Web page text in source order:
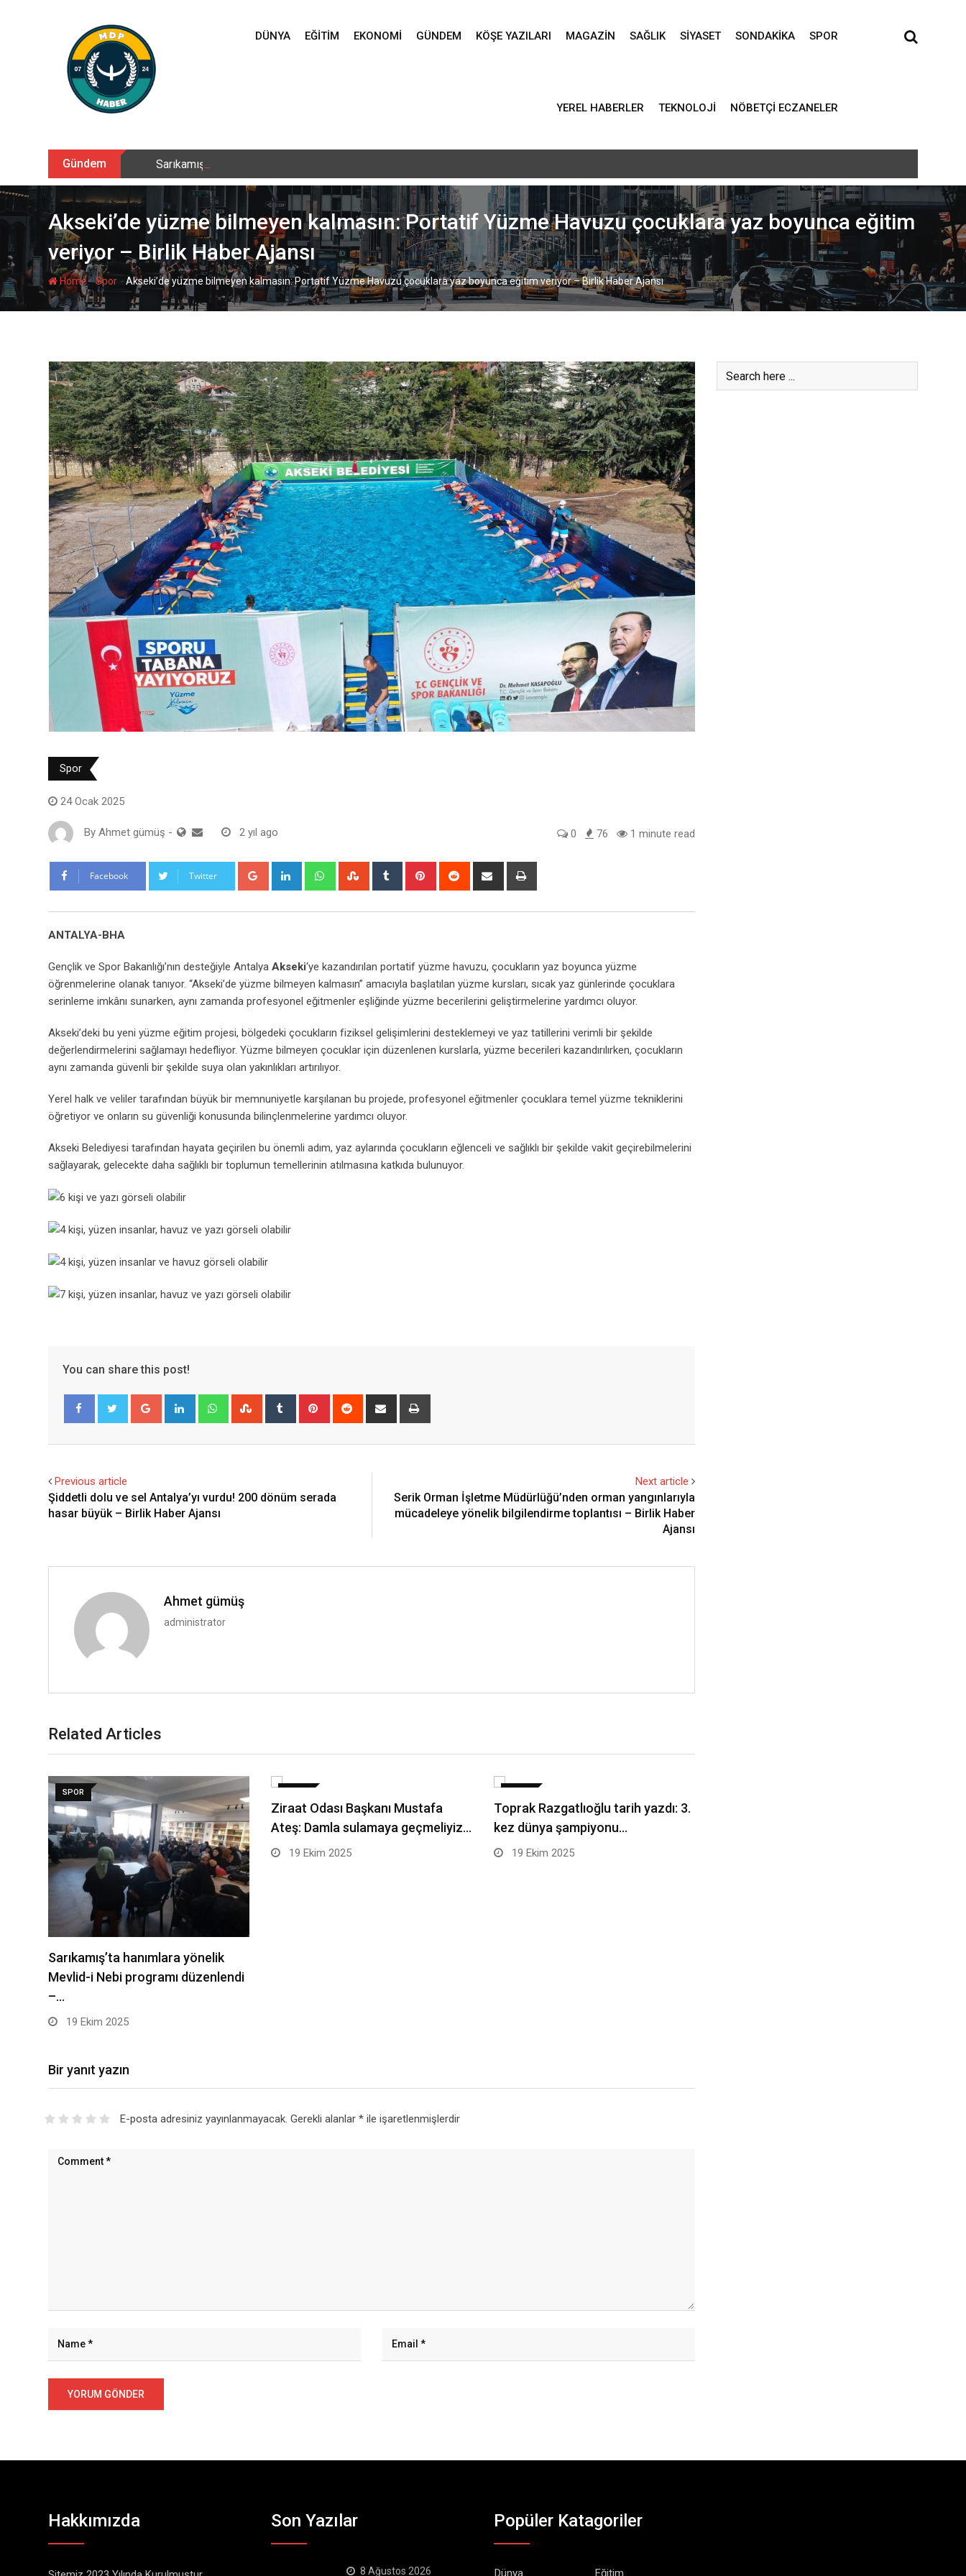
DÜNYA EĞITIM EKONOMI GÜNDEM KÖŞE YAZILARI MAGAZIN SAĞLIK SIYASET SONDAKIKA SPOR
YEREL HABERLER TEKNOLOJI NÖBETÇI ECZANELER
Gündem Sarıkamış’ta hanımlara yönelik Mevlid-i Nebi programı düzenlendi – Birlik Haber Ajansı
Akseki’de yüzme bilmeyen kalmasın: Portatif Yüzme Havuzu çocuklara yaz boyunca eğitim
veriyor – Birlik Haber Ajansı
Home-Spor -Akseki’de yüzme bilmeyen kalmasın: Portatif Yüzme Havuzu çocuklara yaz boyunca eğitim veriyor – Birlik Haber Ajansı
Spor
24 Ocak 2025
By Ahmet gümüş - 2 yıl ago 0 76 1 minute read
Facebook Twitter Google+ LinkedIn WhatsappStumbleUpon
Tumblr Pinterest Reddit
Share
ANTALYA-BHA
Gençlik ve Spor Bakanlığı’nın desteğiyle Antalya Akseki‘ye kazandırılan portatif yüzme havuzu, çocukların yaz boyunca yüzme
öğrenmelerine olanak tanıyor. “Akseki’de yüzme bilmeyen kalmasın” amacıyla başlatılan yüzme kursları, sıcak yaz günlerinde çocuklara
serinleme imkânı sunarken, aynı zamanda profesyonel eğitmenler eşliğinde yüzme becerilerini geliştirmelerine yardımcı oluyor.
Akseki’deki bu yeni yüzme eğitim projesi, bölgedeki çocukların fiziksel gelişimlerini desteklemeyi ve yaz tatillerini verimli bir şekilde
değerlendirmelerini sağlamayı hedefliyor. Yüzme bilmeyen çocuklar için düzenlenen kurslarla, yüzme becerileri kazandırılırken, çocukların
aynı zamanda güvenli bir şekilde suya olan yakınlıkları artırılıyor.
Yerel halk ve veliler tarafından büyük bir memnuniyetle karşılanan bu projede, profesyonel eğitmenler çocuklara temel yüzme tekniklerini
öğretiyor ve onların su güvenliği konusunda bilinçlenmelerine yardımcı oluyor.
Akseki Belediyesi tarafından hayata geçirilen bu önemli adım, yaz aylarında çocukların eğlenceli ve sağlıklı bir şekilde vakit geçirebilmelerini
sağlayarak, gelecekte daha sağlıklı bir toplumun temellerinin atılmasına katkıda bulunuyor.
You can share this post!
Google+ LinkedIn WhatsappStumbleUpon
Tumblr Pinterest Reddit
Share
Previous article
Şiddetli dolu ve sel Antalya’yı vurdu! 200 dönüm serada
hasar büyük – Birlik Haber Ajansı
Next article
Serik Orman İşletme Müdürlüğü’nden orman yangınlarıyla
mücadeleye yönelik bilgilendirme toplantısı – Birlik Haber
Ajansı
Ahmet gümüş
administrator
Related Articles
SPOR
Sarıkamış’ta hanımlara yönelik
Mevlid-i Nebi programı düzenlendi
–…
19 Ekim 2025
Ziraat Odası Başkanı Mustafa
Ateş: Damla sulamaya geçmeliyiz…
19 Ekim 2025
Toprak Razgatlıoğlu tarih yazdı: 3.
kez dünya şampiyonu…
19 Ekim 2025
Bir yanıt yazın
E-posta adresiniz yayınlanmayacak. Gerekli alanlar *ile işaretlenmişlerdir
Hakkımızda Son Yazılar
8 Ağustos 2026
Popüler Katagoriler
Dünya Eğitim